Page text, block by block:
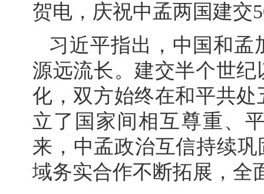
贺电，庆祝中孟两国建交
习近平指出，中国和
源远流长。建交半个世
化，双方始终在和平共
立了国家间相互尊重、
来，中孟政治互信持续
域务实合作不断拓展，全